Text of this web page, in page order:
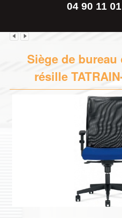
04 90 11 01
Siège de
résille